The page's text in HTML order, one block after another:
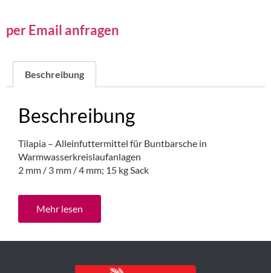
per Email anfragen
Beschreibung
Beschreibung
Tilapia – Alleinfuttermittel für Buntbarsche in
Warmwasserkreislaufanlagen
2 mm / 3 mm / 4 mm; 15 kg Sack
Mehr lesen